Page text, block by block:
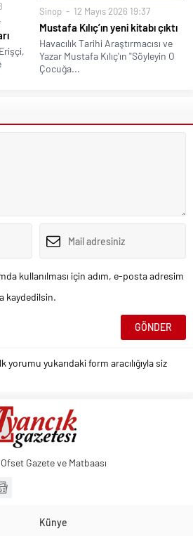
Sinop 12 Mayıs 2026 19:37
Mustafa Kılıç’ın yeni kitabı çıktı
Havacılık Tarihi Araştırmacısı ve
Yazar Mustafa Kılıç'ın "Söyleyin O
Çocuğa...
kullanılması için adım, e-posta adresim
kaydedilsin.
yorumu yukarıdaki form aracılığıyla siz
Gazete ve Matbaası
Künye